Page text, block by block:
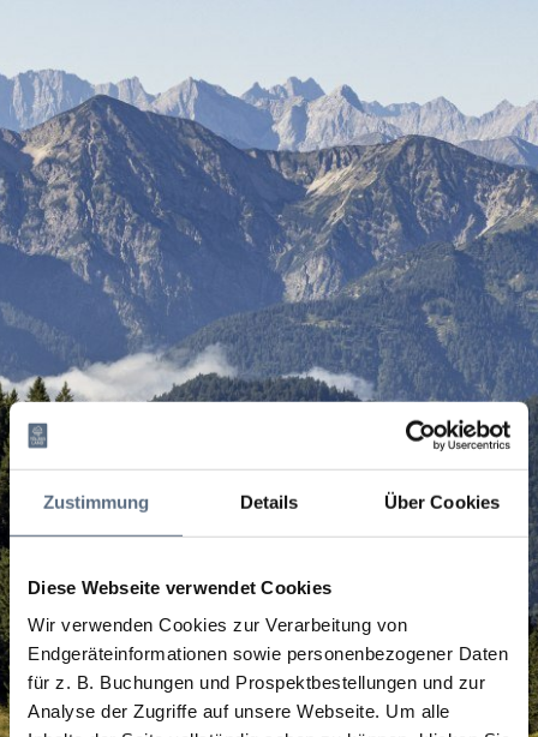
Zustimmung Details Über Cookies
Diese Webseite verwendet Cookies
Wir verwenden Cookies zur Verarbeitung von
Endgeräteinformationen sowie personenbezogener Daten
für z. B. Buchungen und Prospektbestellungen und zur
Analyse der Zugriffe auf unsere Webseite. Um alle